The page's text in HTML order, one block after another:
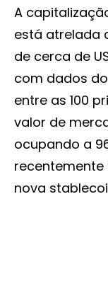
A
está atrelada
de cerca de
com dados
entre as 100
valor de
ocupando a
recentemente
nova